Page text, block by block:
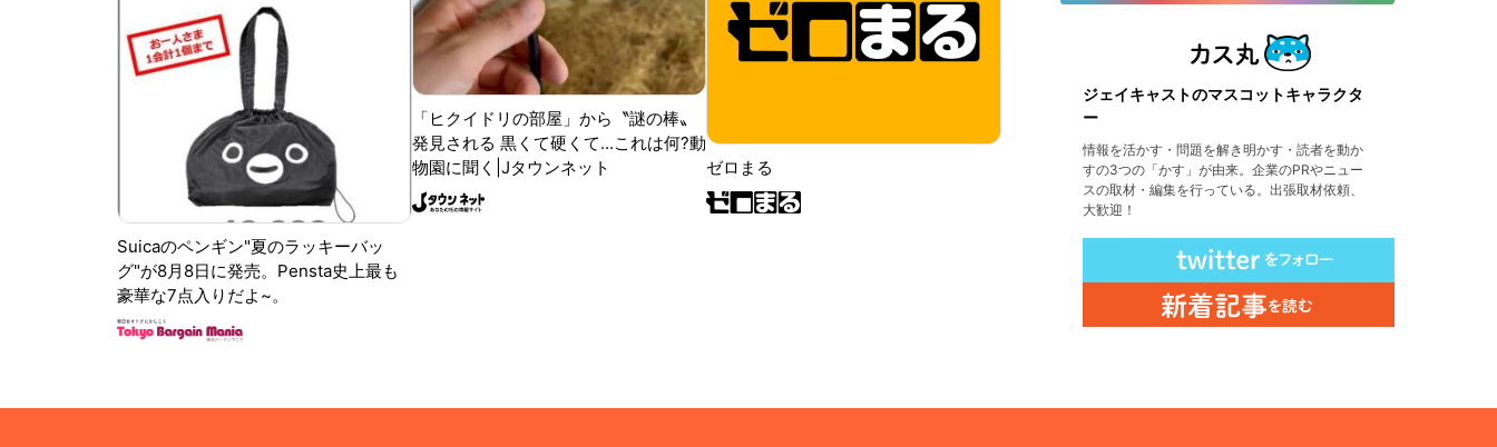
Suicaのペンギン"夏のラッキーバッ
グ"が8月8日に発売。Pensta史上最も
豪華な7点入りだよ~。
「ヒクイドリの部屋」から〝謎の棒〟
発見される 黒くて硬くて...これは何?動
物園に聞く|Jタウンネット
ゼロまる
ジェイキャストのマスコットキャラクタ
ー
情報を活かす・問題を解き明かす・読者を動か
すの3つの「かす」が由来。企業のPRやニュー
スの取材・編集を行っている。出張取材依頼、
大歓迎！